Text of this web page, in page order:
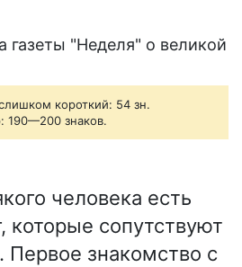
газеты "Неделя" о великой
короткий: 54 зн.
190—200 знаков.
человека есть
которые сопутствуют
знакомство с